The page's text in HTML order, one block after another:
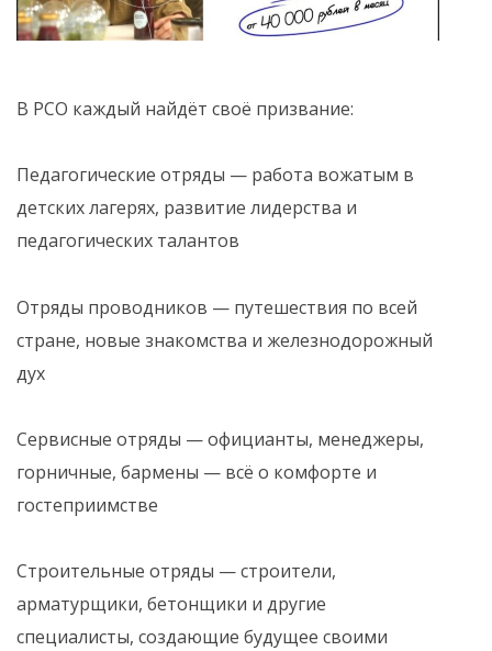
В РСО каждый найдёт своё призвание:
Педагогические отряды — работа вожатым в
детских лагерях, развитие лидерства и
педагогических талантов
Отряды проводников — путешествия по всей
стране, новые знакомства и железнодорожный
дух
Сервисные отряды — официанты, менеджеры,
горничные, бармены — всё о комфорте и
гостеприимстве
Строительные отряды — строители,
арматурщики, бетонщики и другие
специалисты, создающие будущее своими